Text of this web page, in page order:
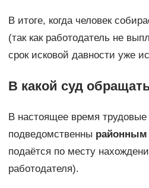
В итоге, когда человек
(так как работодатель не
срок исковой давности уже
В какой суд
В настоящее время
подведомственны районным
подаётся по месту
работодателя).